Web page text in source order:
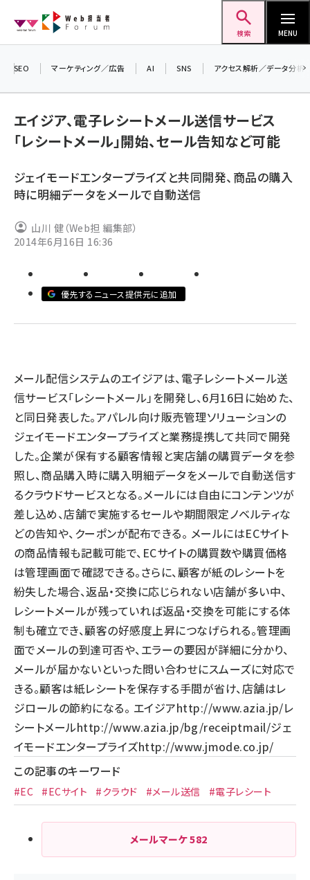
ン
検索 MENU
ai (2820)
note (2322)
z世代 (1629)
SEO マーケティング／広告 AI SNS アクセス解析／データ分析
エイジア、電子レシートメール送信サービス
「レシートメール」開始、セール告知など可能
ジェイモードエンタープライズと共同開発、商品の購入
時に明細データをメールで自動送信
山川 健（Web担 編集部）
2014年6月16日 16:36
優先するニュース提供元に追加
メール配信システムのエイジアは、電子レシートメール送
信サービス「レシートメール」を開発し、6月16日に始めた、
と同日発表した。アパレル向け販売管理ソリューションの
ジェイモードエンタープライズと業務提携して共同で開発
した。企業が保有する顧客情報と実店舗の購買データを参
照し、商品購入時に購入明細データをメールで自動送信す
るクラウドサービスとなる。メールには自由にコンテンツが
差し込め、店舗で実施するセールや期間限定ノベルティな
どの告知や、クーポンが配布できる。 メールにはECサイト
の商品情報も記載可能で、ECサイトの購買数や購買価格
は管理画面で確認できる。さらに、顧客が紙のレシートを
紛失した場合、返品・交換に応じられない店舗が多い中、
レシートメールが残っていれば返品・交換を可能にする体
制も確立でき、顧客の好感度上昇につなげられる。管理画
面でメールの到達可否や、エラーの要因が詳細に分かり、
メールが届かないといった問い合わせにスムーズに対応で
きる。顧客は紙レシートを保存する手間が省け、店舗はレ
ジロールの節約になる。 エイジアhttp://www.azia.jp/レ
シートメールhttp://www.azia.jp/bg/receiptmail/ジェ
イモードエンタープライズhttp://www.jmode.co.jp/
この記事のキーワード
#EC #ECサイト #クラウド #メール送信 #電子レシート
メールマーケ582